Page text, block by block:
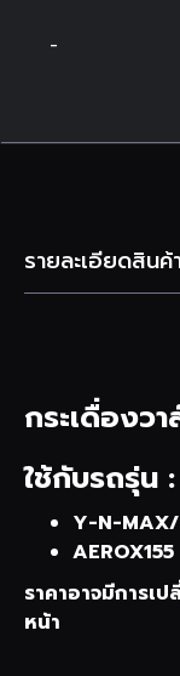
-
รายละเอียดสินค้
กระเดื่องวา
ใช้กับรถรุ่น :
Y-N-
ราคาอาจมีการเ
หน้า